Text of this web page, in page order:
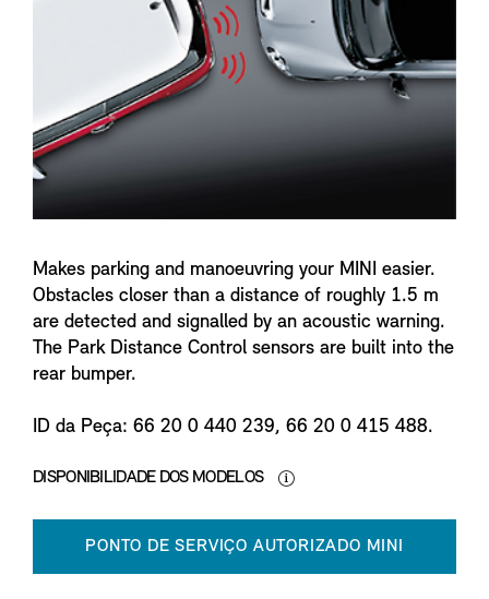
Makes parking and manoeuvring your MINI easier.
Obstacles closer than a distance of roughly 1.5 m
are detected and signalled by an acoustic warning.
The Park Distance Control sensors are built into the
rear bumper.
ID da Peça: 66 20 0 440 239, 66 20 0 415 488.
DISPONIBILIDADE DOS MODELOS
PONTO DE SERVIÇO AUTORIZADO MINI